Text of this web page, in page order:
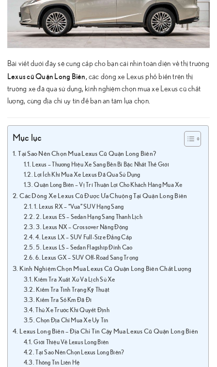
Bài viết dưới đây sẽ cung cấp cho bạn cái nhìn toàn diện về thị trường
Lexus cũ Quận Long Biên, các dòng xe Lexus phổ biến trên thị
trường xe đã qua sử dụng, kinh nghiệm chọn mua xe Lexus cũ chất
lượng, cùng địa chỉ uy tín để bạn an tâm lựa chọn.
Mục lục
Tại Sao Nên Chọn Mua Lexus Cũ Quận Long Biên?
Lexus – Thương Hiệu Xe Sang Bền Bỉ Bậc Nhất Thế Giới
Lợi Ích Khi Mua Xe Lexus Đã Qua Sử Dụng
Quận Long Biên – Vị Trí Thuận Lợi Cho Khách Hàng Mua Xe
Các Dòng Xe Lexus Cũ Được Ưa Chuộng Tại Quận Long Biên
1. Lexus RX – “Vua” SUV Hạng Sang
2. Lexus ES – Sedan Hạng Sang Thanh Lịch
3. Lexus NX – Crossover Năng Động
4. Lexus LX – SUV Full-Size Đẳng Cấp
5. Lexus LS – Sedan Flagship Đỉnh Cao
6. Lexus GX – SUV Off-Road Sang Trọng
Kinh Nghiệm Chọn Mua Lexus Cũ Quận Long Biên Chất Lượng
Kiểm Tra Xuất Xứ Và Lịch Sử Xe
Kiểm Tra Tình Trạng Kỹ Thuật
Kiểm Tra Số Km Đã Đi
Thử Xe Trước Khi Quyết Định
Chọn Địa Chỉ Mua Xe Uy Tín
Lexus Long Biên – Địa Chỉ Tin Cậy Mua Lexus Cũ Quận Long Biên
Giới Thiệu Về Lexus Long Biên
Tại Sao Nên Chọn Lexus Long Biên?
Thông Tin Liên Hệ